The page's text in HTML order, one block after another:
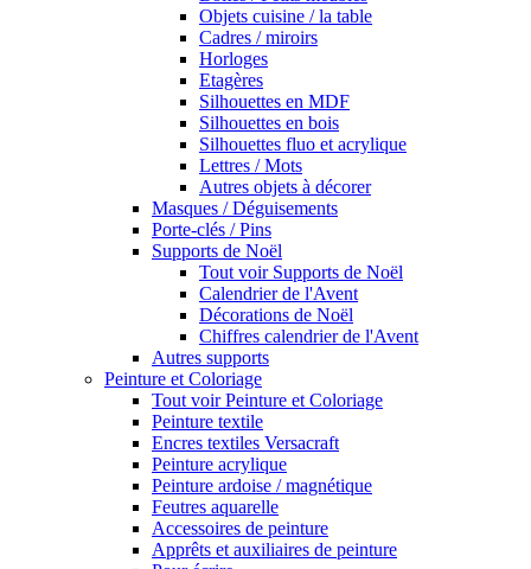
Objets cuisine / la table
Cadres / miroirs
Horloges
Etagères
Silhouettes en MDF
Silhouettes en bois
Silhouettes fluo et acrylique
Lettres / Mots
Autres objets à décorer
Masques / Déguisements
Porte-clés / Pins
Supports de Noël
Tout voir Supports de Noël
Calendrier de l'Avent
Décorations de Noël
Chiffres calendrier de l'Avent
Autres supports
Peinture et Coloriage
Tout voir Peinture et Coloriage
Peinture textile
Encres textiles Versacraft
Peinture acrylique
Peinture ardoise / magnétique
Feutres aquarelle
Accessoires de peinture
Apprêts et auxiliaires de peinture